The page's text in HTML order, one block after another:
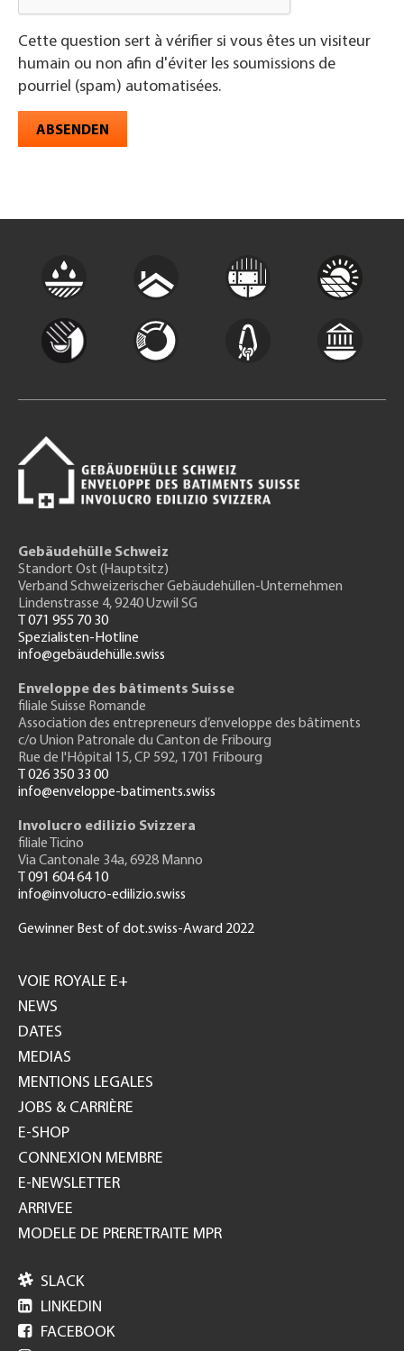
Cette question sert à vérifier si vous êtes un visiteur
humain ou non afin d'éviter les soumissions de
pourriel (spam) automatisées.
ABSENDEN
Gebäudehülle Schweiz
Standort Ost (Hauptsitz)
Verband Schweizerischer Gebäudehüllen-Unternehmen
Lindenstrasse 4, 9240 Uzwil SG
T 071 955 70 30
Spezialisten-Hotline
info@gebäudehülle.swiss
Enveloppe des bâtiments Suisse
filiale Suisse Romande
Association des entrepreneurs d’enveloppe des bâtiments
c/o Union Patronale du Canton de Fribourg
Rue de l'Hôpital 15, CP 592, 1701 Fribourg
T 026 350 33 00
info@enveloppe-batiments.swiss
Involucro edilizio Svizzera
filiale Ticino
Via Cantonale 34a, 6928 Manno
T 091 604 64 10
info@involucro-edilizio.swiss
Gewinner Best of dot.swiss-Award 2022
GH
VOIE ROYALE E+
NEWS
DATES
MEDIAS
MENTIONS LEGALES
JOBS & CARRIÈRE
E-SHOP
CONNEXION MEMBRE
E-NEWSLETTER
ARRIVEE
MODELE DE PRERETRAITE MPR
 SLACK
 LINKEDIN
 FACEBOOK